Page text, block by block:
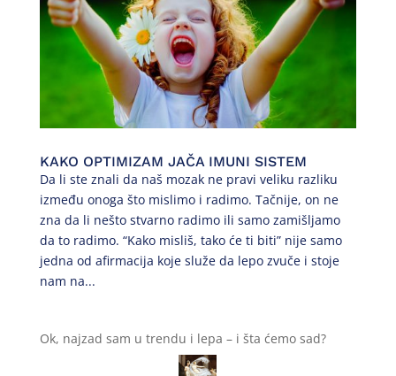
KAKO OPTIMIZAM JAČA IMUNI SISTEM
Da li ste znali da naš mozak ne pravi veliku razliku
između onoga što mislimo i radimo. Tačnije, on ne
zna da li nešto stvarno radimo ili samo zamišljamo
da to radimo. “Kako misliš, tako će ti biti” nije samo
jedna od afirmacija koje služe da lepo zvuče i stoje
nam na...
Ok, najzad sam u trendu i lepa – i šta ćemo sad?